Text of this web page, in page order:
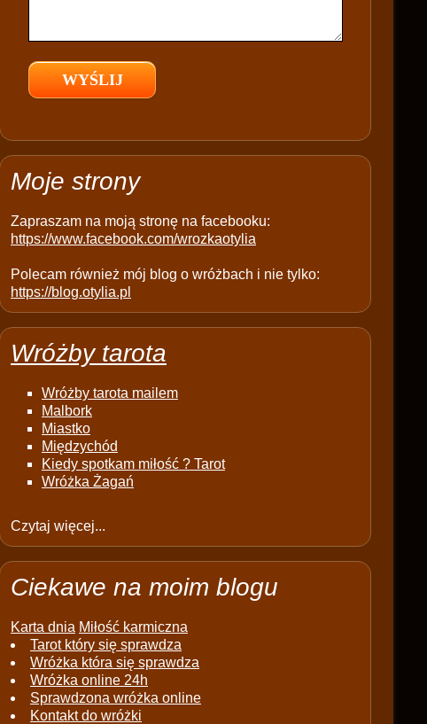
e
e
p
y
Moje strony
Zapraszam na moją stronę na facebooku:
https://www.facebook.com/wrozkaotylia
Polecam również mój blog o wróżbach i nie tylko:
https://blog.otylia.pl
Wróżby tarota
Wróżby tarota mailem
Malbork
Miastko
Międzychód
Kiedy spotkam miłość ? Tarot
Wróżka Żagań
Czytaj więcej...
Ciekawe na moim blogu
Karta dnia Miłość karmiczna
Tarot który się sprawdza
Wróżka która się sprawdza
Wróżka online 24h
Sprawdzona wróżka online
Kontakt do wróżki